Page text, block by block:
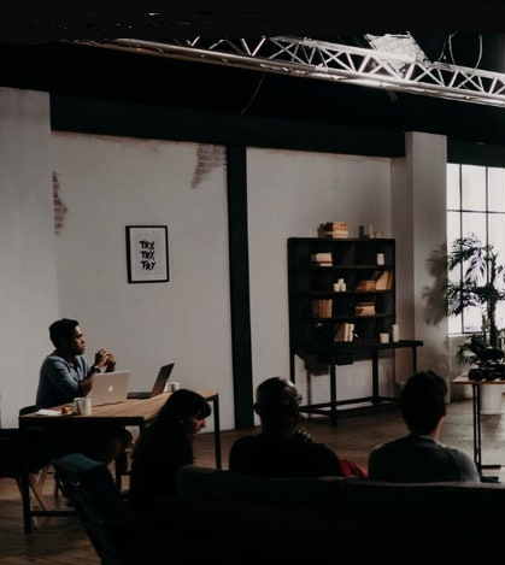
les cours les prochains lives le club le blog